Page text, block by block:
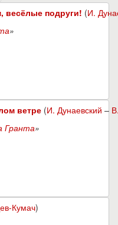
весёлые подруги! (И.
»
ветре (И. Дунаевский –
Гранта»
Кумач)